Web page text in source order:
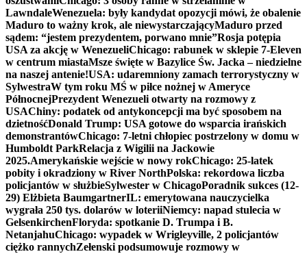
LawndaleWenezuela: były kandydat opozycji mówi, że obalenie
Maduro to ważny krok, ale niewystarczającyMaduro przed
sądem: “jestem prezydentem, porwano mnie”Rosja potępia
USA za akcję w WenezueliChicago: rabunek w sklepie 7-Eleven
w centrum miastaMsze święte w Bazylice Św. Jacka – niedzielne
na naszej antenie!USA: udaremniony zamach terrorystyczny w
SylwestraW tym roku MŚ w piłce nożnej w Ameryce
PółnocnejPrezydent Wenezueli otwarty na rozmowy z
USAChiny: podatek od antykoncepcji ma być sposobem na
dzietnośćDonald Trump: USA gotowe do wsparcia irańskich
demonstrantówChicago: 7-letni chłopiec postrzelony w domu w
Humboldt ParkRelacja z Wigilii na Jackowie
2025.Amerykańskie wejście w nowy rokChicago: 25-latek
pobity i okradziony w River NorthPolska: rekordowa liczba
policjantów w służbieSylwester w ChicagoPoradnik sukces (12-
29) Elżbieta BaumgartnerIL: emerytowana nauczycielka
wygrała 250 tys. dolarów w loteriiNiemcy: napad stulecia w
GelsenkirchenFloryda: spotkanie D. Trumpa i B.
NetanjahuChicago: wypadek w Wrigleyville, 2 policjantów
ciężko rannychZełenski podsumowuje rozmowy w